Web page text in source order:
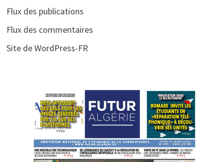
Flux des publications
Flux des commentaires
Site de WordPress-FR